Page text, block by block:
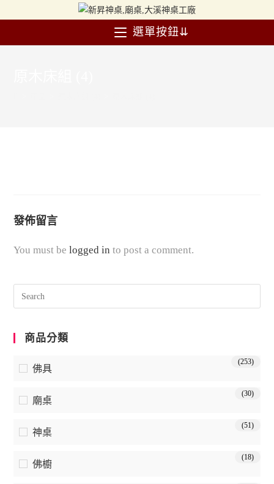
選單按鈕⇊
發佈留言
You must belogged in to post a comment.
商品分類
佛具
(253)
廟桌
(30)
神桌
(51)
佛櫥
(18)